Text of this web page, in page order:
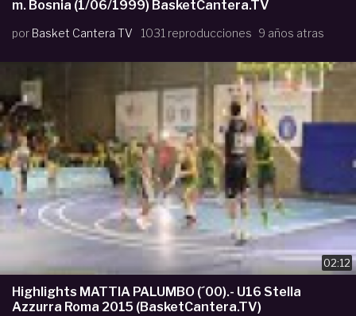
m. Bosnia (1/06/1999) BasketCantera.TV
por Basket Cantera TV 1031 reproducciones 9 años atras
02:12
Highlights MATTIA PALUMBO (´00).- U16 Stella
Azzurra Roma 2015 (BasketCantera.TV)